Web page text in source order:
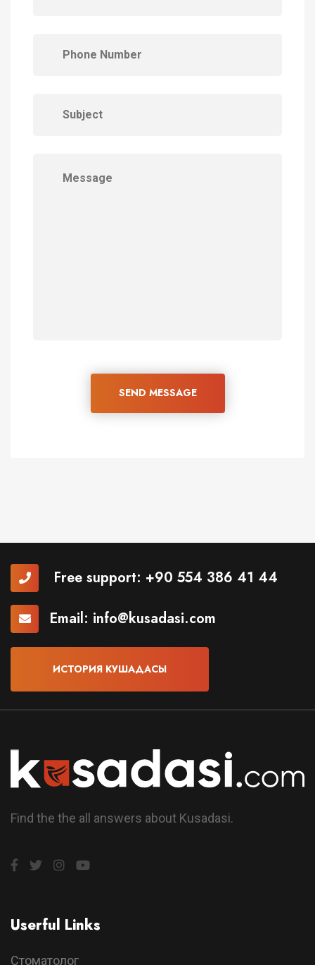
SEND MESSAGE
Free support: +90 554 386 41 44
Email: info@kusadasi.com
ИСТОРИЯ КУШАДАСЫ
Find the the all answers about Kusadasi.
Userful Links
Стоматолог